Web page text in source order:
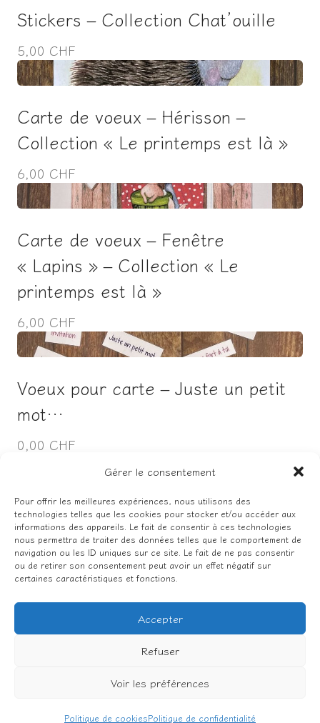
Gérer le consentement
Pour offrir les meilleures expériences, nous utilisons des
technologies telles que les cookies pour stocker et/ou accéder aux
informations des appareils. Le fait de consentir à ces technologies
nous permettra de traiter des données telles que le comportement de
navigation ou les ID uniques sur ce site. Le fait de ne pas consentir
ou de retirer son consentement peut avoir un effet négatif sur
certaines caractéristiques et fonctions.
Accepter
Refuser
Voir les préférences
Politique de cookiesPolitique de confidentialité
Stickers – Collection Chat’ouille
5,00 CHF
Carte de voeux – Hérisson –
Collection « Le printemps est là »
6,00 CHF
Carte de voeux – Fenêtre
« Lapins » – Collection « Le
printemps est là »
6,00 CHF
Voeux pour carte – Juste un petit
mot…
0,00 CHF
Facebook Instagram
Politique de confidentialité
Conditions générales de vente
Mentions légales
© 2026 carte-et-chiffon.ch